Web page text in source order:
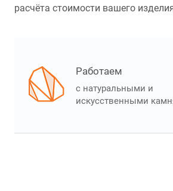
расчёта стоимости вашего
Работаем
с натуральными и
искусственными